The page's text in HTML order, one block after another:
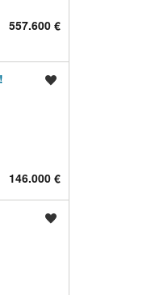
557.600 €
146.000 €